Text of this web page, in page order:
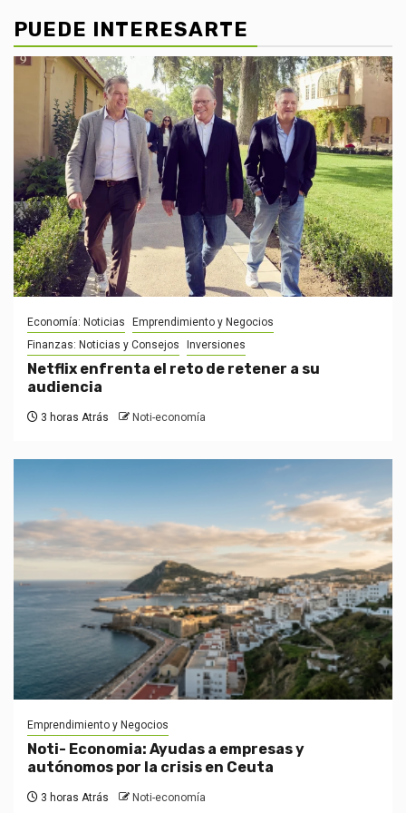
PUEDE INTERESARTE
Economía: Noticias
Emprendimiento y Negocios
Finanzas: Noticias y Consejos
Inversiones
Netflix enfrenta el reto de retener a su
audiencia
3 horas Atrás Noti-economía
Emprendimiento y Negocios
Noti- Economia: Ayudas a empresas y
autónomos por la crisis en Ceuta
3 horas Atrás Noti-economía